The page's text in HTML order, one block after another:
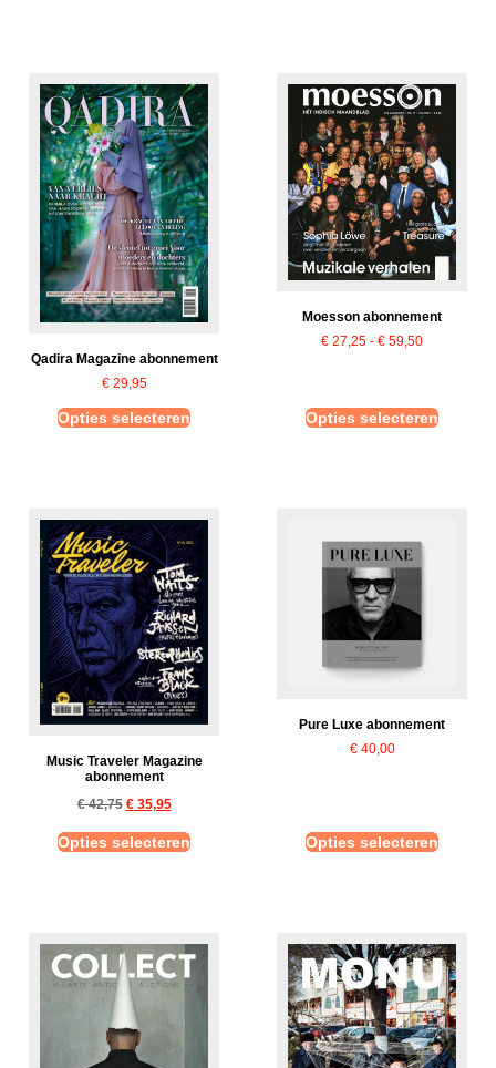
Qadira Magazine abonnement
€29,95
Opties selecteren
Moesson abonnement
€ 27,25 - € 59,50
Opties selecteren
Music Traveler Magazine
abonnement
€42,75 €35,95
Opties selecteren
Pure Luxe abonnement
€40,00
Opties selecteren